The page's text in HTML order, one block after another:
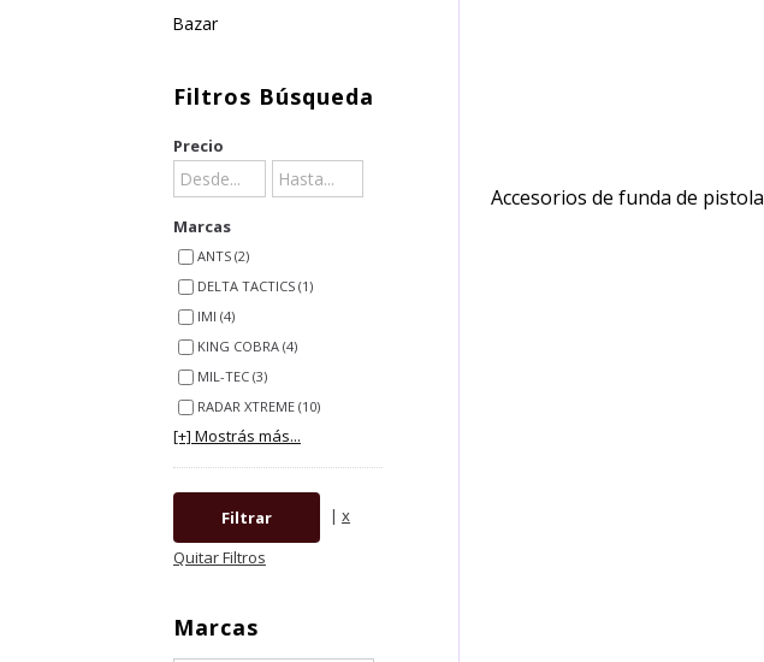
Bazar
Filtros Búsqueda
Precio
Marcas
ANTS (2)
DELTA TACTICS (1)
IMI (4)
KING COBRA (4)
MIL-TEC (3)
RADAR XTREME (10)
[+] Mostrás más...
| x
Quitar Filtros
Marcas
Accesorios de funda de pistola